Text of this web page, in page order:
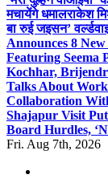
मचायेंगे धमालराकेश
बा रुई जइसन’
Announces 8
Featuring Seema
Kochhar,
Talks About
Collaboration
Shajapur Visit
Board Hurdles,
Fri. Aug 7th, 2026